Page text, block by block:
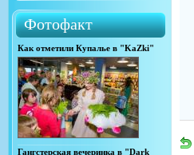
Фотофакт
Как отметили Купалье в "KaZki"
Гангстерская вечеринка в "Dark